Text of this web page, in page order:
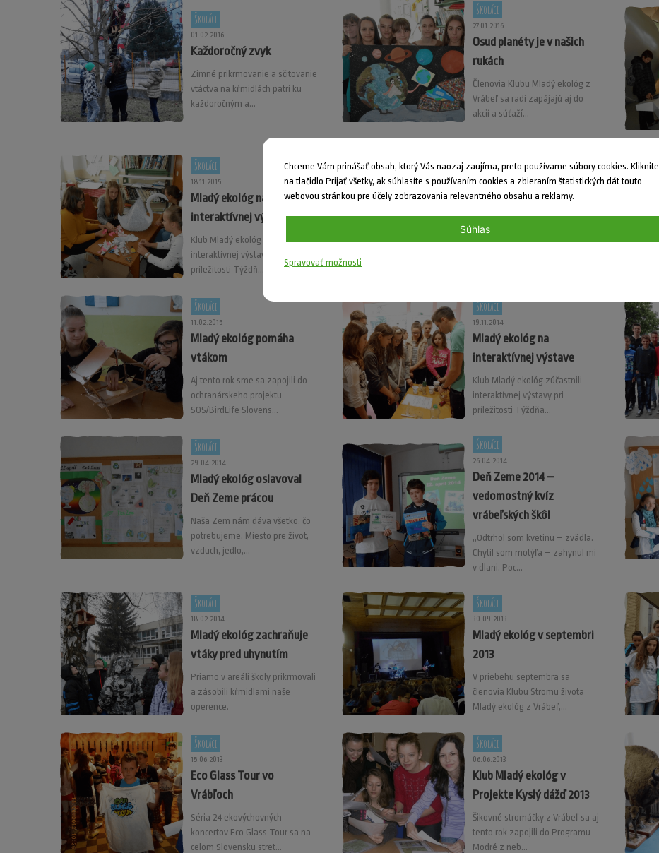
Školáci
01.02.2016
Každoročný zvyk
Zimné prikrmovanie a sčitovanie
vtáctva na kŕmidlách patrí ku
každoročným a...
Školáci
27.01.2016
Osud planéty je v našich
rukách
Členovia Klubu Mladý ekológ z
Vrábeľ sa radi zapájajú aj do
akcií a súťaží...
Školáci
18.11.2015
Mladý ekológ na návšteve
interaktívnej výstavy
Klub Mladý ekológ sa zúčastnil
interaktívnej výstavy pri
príležitosti Týždň...
Školáci
19.10.2015
Mladý ekológ objavuje
prírodu v praxi
Školáci
11.02.2015
Mladý ekológ pomáha
vtákom
Aj tento rok sme sa zapojili do
ochranárskeho projektu
SOS/BirdLife Slovens...
Školáci
19.11.2014
Mladý ekológ na
interaktívnej výstave
Klub Mladý ekológ zúčastnili
interaktívnej výstavy pri
príležitosti Týždňa...
Školáci
29.04.2014
Mladý ekológ oslavoval
Deň Zeme prácou
Naša Zem nám dáva všetko, čo
potrebujeme. Miesto pre život,
vzduch, jedlo,...
Školáci
26.04.2014
Deň Zeme 2014 –
vedomostný kvíz
vrábeľských škôl
,,Odtrhol som kvetinu – zvädla.
Chytil som motýľa – zahynul mi
v dlani. Poc...
Školáci
18.02.2014
Mladý ekológ zachraňuje
vtáky pred uhynutím
Priamo v areáli školy prikrmovali
a zásobili kŕmidlami naše
operence.
Školáci
30.09.2013
Mladý ekológ v septembri
2013
V priebehu septembra sa
členovia Klubu Stromu života
Mladý ekológ z Vrábeľ,...
Školáci
15.06.2013
Eco Glass Tour vo
Vrábľoch
Séria 24 ekovýchovných
koncertov Eco Glass Tour sa na
celom Slovensku stret...
Školáci
06.06.2013
Klub Mladý ekológ v
Projekte Kyslý dážď 2013
Šikovné stromáčky z Vrábeľ sa aj
tento rok zapojili do Programu
Modré z neb...
Chceme Vám prinášať obsah, ktorý Vás naozaj zaujíma, preto používame súbory cookies. Kliknite
na tlačidlo Prijať všetky, ak súhlasíte s používaním cookies a zbieraním štatistických dát touto
webovou stránkou pre účely zobrazovania relevantného obsahu a reklamy.
Súhlas
Spravovať možnosti